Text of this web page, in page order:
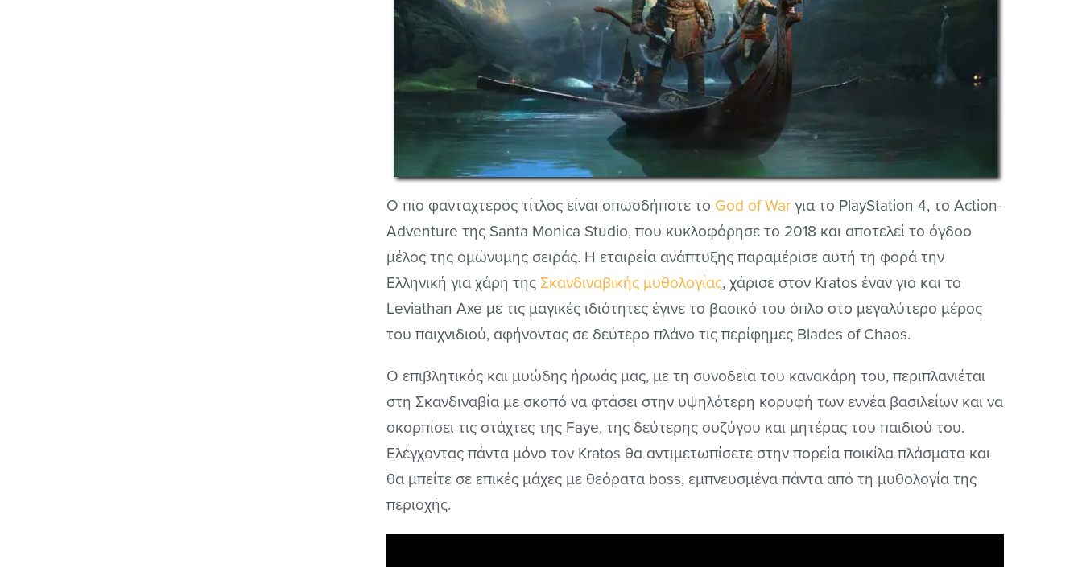
Ο πιο φανταχτερός τίτλος είναι οπωσδήποτε το God of War για το PlayStation 4, το Action-
Adventure της Santa Monica Studio, που κυκλοφόρησε το 2018 και αποτελεί το όγδοο
μέλος της ομώνυμης σειράς. Η εταιρεία ανάπτυξης παραμέρισε αυτή τη φορά την
Ελληνική για χάρη της Σκανδιναβικής μυθολογίας, χάρισε στον Kratos έναν γιο και το
Leviathan Axe με τις μαγικές ιδιότητες έγινε το βασικό του όπλο στο μεγαλύτερο μέρος
του παιχνιδιού, αφήνοντας σε δεύτερο πλάνο τις περίφημες Blades of Chaos.
Ο επιβλητικός και μυώδης ήρωάς μας, με τη συνοδεία του κανακάρη του, περιπλανιέται
στη Σκανδιναβία με σκοπό να φτάσει στην υψηλότερη κορυφή των εννέα βασιλείων και να
σκορπίσει τις στάχτες της Faye, της δεύτερης συζύγου και μητέρας του παιδιού του.
Ελέγχοντας πάντα μόνο τον Kratos θα αντιμετωπίσετε στην πορεία ποικίλα πλάσματα και
θα μπείτε σε επικές μάχες με θεόρατα boss, εμπνευσμένα πάντα από τη μυθολογία της
περιοχής.